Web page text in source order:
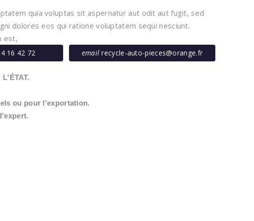
quia voluptas sit aspernatur aut odit aut fugit, sed
dolores eos qui ratione voluptatem sequi nesciunt.
est,
16 42 72 email recycle-auto-pieces@orange.fr
L'ÉTAT.
ou pour l'exportation.